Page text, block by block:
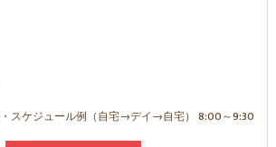
スケジュール例（自宅→デイ→自宅） 8:00～9:30